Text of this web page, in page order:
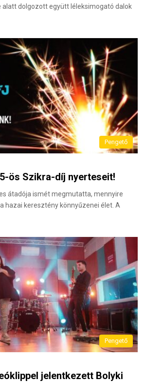
alatt dolgozott együtt léleksimogató dalok
Pengető
ös Szikra-díj nyerteseit!
átadója ismét megmutatta, mennyire
hazai keresztény könnyűzenei élet. A
Pengető
jelentkezett Bolyki